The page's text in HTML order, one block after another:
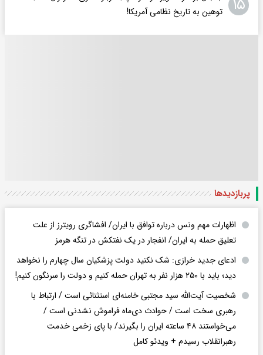
۱۵
توهین به تاریخ نظامی آمریکا!
پربازدید‌ها
اظهارات مهم ونس درباره توافق با ایران/ افشاگری رویترز از علت
تعلیق حمله به ایران/ انفجار در یک نفتکش در تنگه هرمز
ادعای جدید خرازی: شک نکنید دولت پزشکیان سال چهارم را نخواهد
دید؛ باید با ۲۵۰ هزار نفر به تهران حمله کنیم و دولت را سرنگون کنیم!
شخصیت آیت‌الله سید مجتبی خامنه‌ای استثنائی است / ارتباط با
رهبری سخت است / حوادث دی‌ماه فراموش نشدنی است /
می‌خواستند ۴۸ ساعته ایران را بگیرند/ با پای زخمی خدمت
رهبرانقلاب رسیدم + ویدئو کامل